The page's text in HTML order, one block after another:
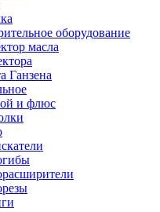
оборудование
масла
Ганзена
и флюс